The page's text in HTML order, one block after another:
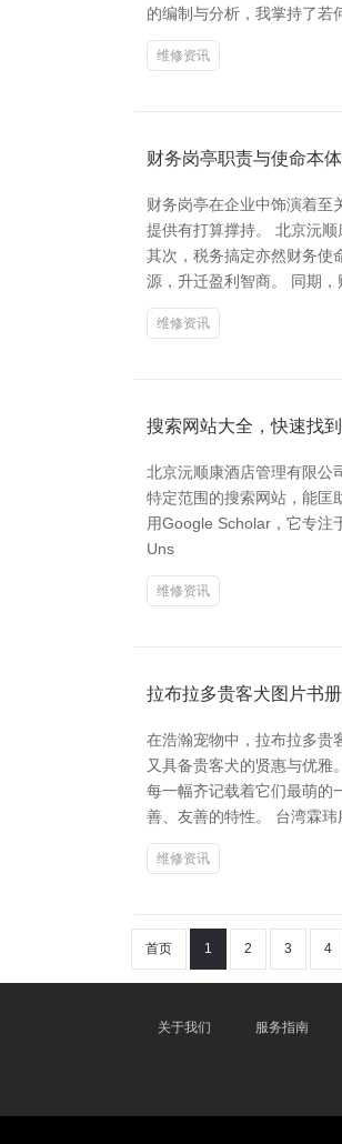
的编制与分析，我掌持了若
维修资讯
财务岗亭职责与使命本
财务岗亭在企业中饰演着至
提供有打算撑持。 北京沅
其次，税务搞定亦然财务使
源，升迁盈利智商。 同期，
维修资讯
搜索网站大全，快速找
北京沅顺康酒店管理有限公
特定范围的搜索网站，能匡
用Google Scholar，它专注
Uns
维修资讯
拉布拉多贵客犬图片书
在浩瀚宠物中，拉布拉多贵
又具备贵客犬的贤惠与优雅
每一幅齐记载着它们最萌的
善、友善的特性。 台湾霖玮
维修资讯
首页 1 2 3 4
关于我们 服务指南